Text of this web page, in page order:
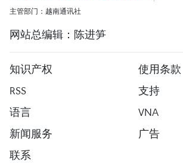
主管部门：越南通讯社
网站总编辑：陈进笋
知识产权
使用条款
RSS
支持
语言
VNA
新闻服务
广告
联系